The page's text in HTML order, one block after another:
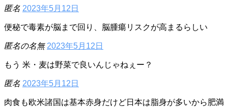
匿名 2023年5月12日
便秘で毒素が脳まで回り、脳腫瘍リスクが高まるらしい
匿名の名無 2023年5月12日
もう 米・麦は野菜で良いんじゃねぇー？
匿名 2023年5月12日
肉食も欧米諸国は基本赤身だけど日本は脂身が多いから肥満